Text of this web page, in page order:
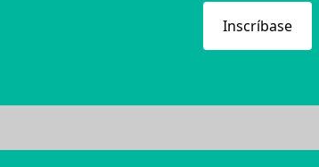
Inscríbase